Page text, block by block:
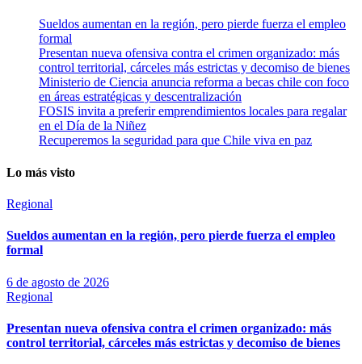
Sueldos aumentan en la región, pero pierde fuerza el empleo
formal
Presentan nueva ofensiva contra el crimen organizado: más
control territorial, cárceles más estrictas y decomiso de bienes
Ministerio de Ciencia anuncia reforma a becas chile con foco
en áreas estratégicas y descentralización
FOSIS invita a preferir emprendimientos locales para regalar
en el Día de la Niñez
Recuperemos la seguridad para que Chile viva en paz
Lo más visto
Regional
Sueldos aumentan en la región, pero pierde fuerza el empleo
formal
6 de agosto de 2026
Regional
Presentan nueva ofensiva contra el crimen organizado: más
control territorial, cárceles más estrictas y decomiso de bienes